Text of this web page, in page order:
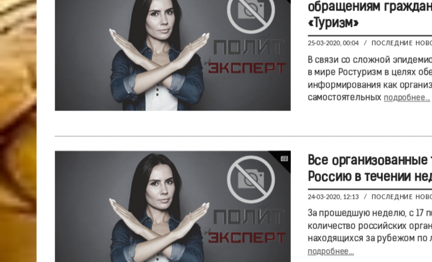
обращениям
«Туризм»
25-03-2020, 00:04 / ПОСЛЕДНИЕ
В связи со сложной
в мире Ростуризм в целях
информирования как
самостоятельных подробнее...
Все организованные
Россию в течении
24-03-2020, 12:13 / ПОСЛЕДНИЕ
За прошедшую неделю, с 17
количество российских
находящихся за рубежом по
подробнее...